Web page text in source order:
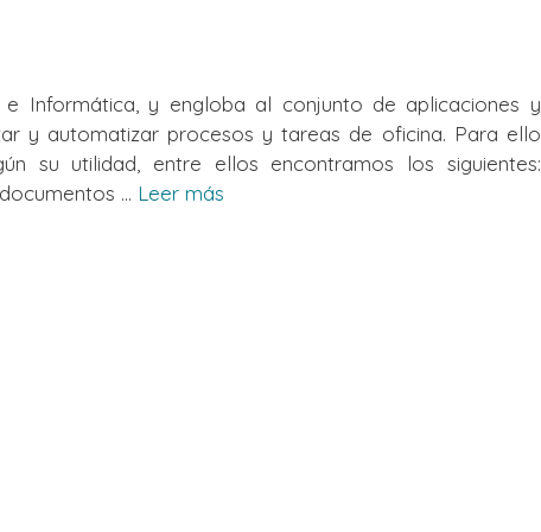
Informática, y engloba al conjunto de aplicaciones y
y automatizar procesos y tareas de oficina. Para ello
su utilidad, entre ellos encontramos los siguientes:
... Leer más